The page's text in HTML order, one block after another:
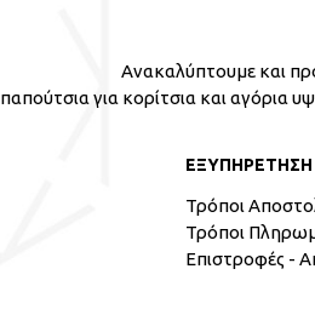
Ανακαλύπτουμε και
παπούτσια για κορίτσια και αγόρια
Τρόποι
Τρόποι
Επιστροφές -